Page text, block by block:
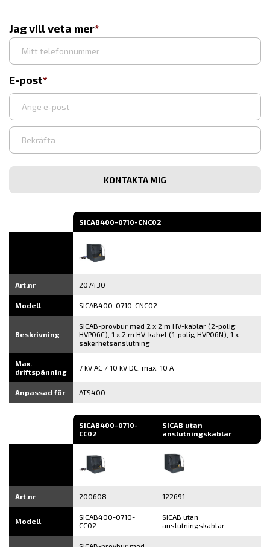
Jag vill veta mer
E-post
Ange
e-
Bekräfta
post
SICAB400-0710-CNC02
Art.nr 207430
Modell SICAB400-0710-CNC02
Beskrivning
SICAB-provbur med 2 x 2 m HV-kablar (2-polig
HVP06C), 1 x 2 m HV-kabel (1-polig HVP06N), 1 x
säkerhetsanslutning
Max.
driftspänning
7 kV AC / 10 kV DC, max. 10 A
Anpassad för ATS400
SICAB400-0710-
CC02
SICAB utan
anslutningskablar
Art.nr 200608 122691
Modell
SICAB400-0710-
CC02
SICAB utan
anslutningskablar